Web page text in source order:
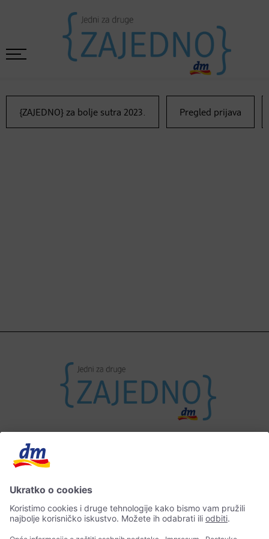
{ZAJEDNO} za bolje sutra 2023. Pregled prijava